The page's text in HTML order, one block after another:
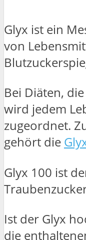
Glyx ist ein
von
Bei Diäten,
wird jedem
zugeordnet.
gehört die
Glyx 100 ist
Ist der Glyx
die